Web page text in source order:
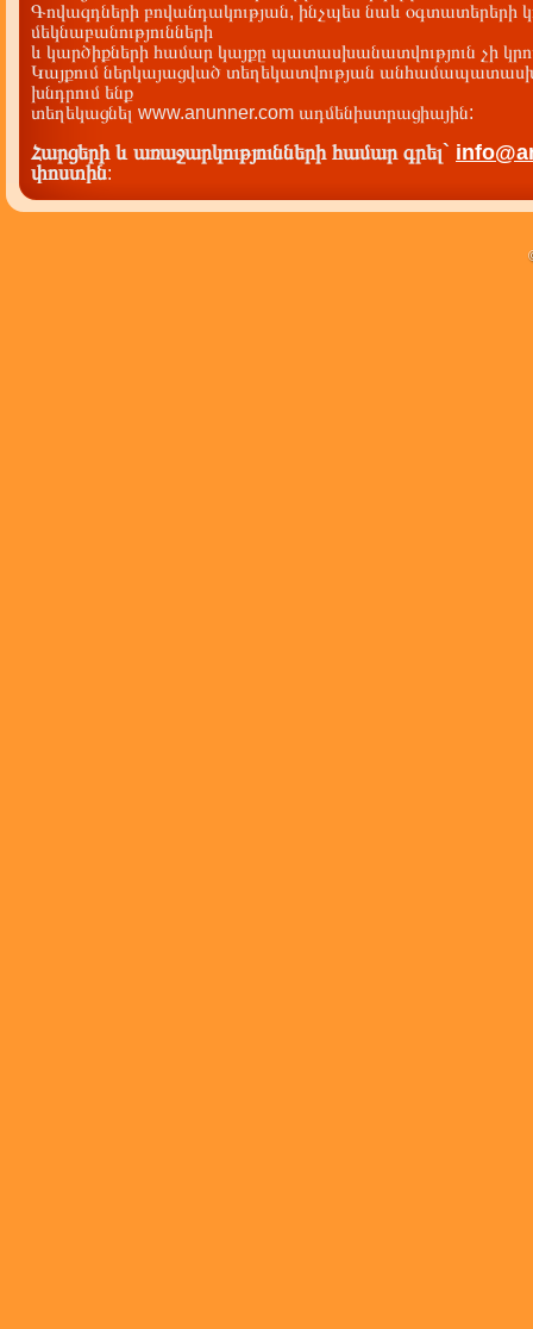
Գովազդների բովանդակության, ինչպես նաև օգտատերերի
մեկնաբանությունների
և կարծիքների համար կայքը պատասխանատվություն չի
Կայքում ներկայացված տեղեկատվության
խնդրում ենք
տեղեկացնել www.anunner.com ադմենիստրացիային:
Հարցերի և առաջարկությունների համար գրել`
փոստին: